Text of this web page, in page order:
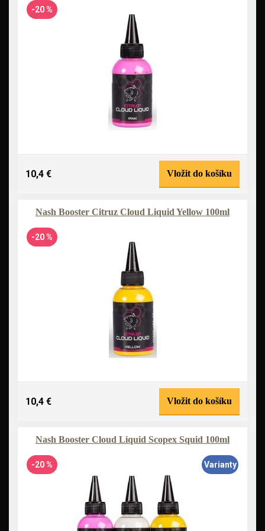
-20 %
10,4 € Vložit do košíku
Nash Booster Citruz Cloud Liquid Yellow 100ml
-20 %
10,4 € Vložit do košíku
Nash Booster Cloud Liquid Scopex Squid 100ml
-20 % Varianty